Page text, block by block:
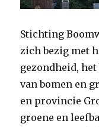
Stichting
zich bezig met
gezondheid,
van bomen en
en provincie
groene en